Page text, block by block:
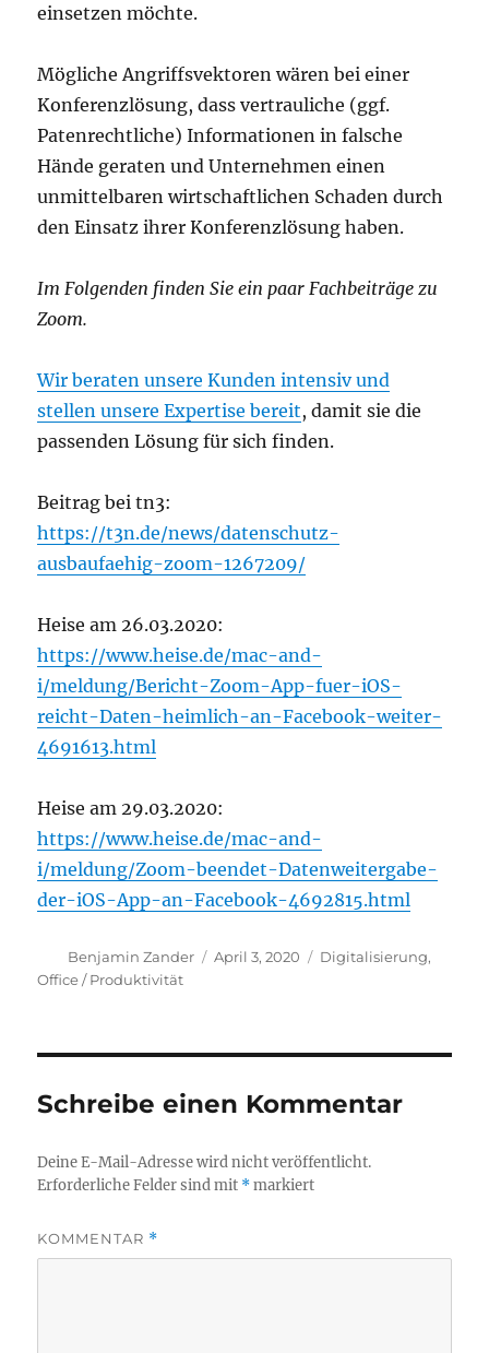
einsetzen möchte.
Mögliche Angriffsvektoren wären bei einer
Konferenzlösung, dass vertrauliche (ggf.
Patenrechtliche) Informationen in falsche
Hände geraten und Unternehmen einen
unmittelbaren wirtschaftlichen Schaden durch
den Einsatz ihrer Konferenzlösung haben.
Im Folgenden finden Sie ein paar Fachbeiträge zu
Zoom.
Wir beraten unsere Kunden intensiv und
stellen unsere Expertise bereit, damit sie die
passenden Lösung für sich finden.
Beitrag bei tn3:
https://t3n.de/news/datenschutz-
ausbaufaehig-zoom-1267209/
Heise am 26.03.2020:
https://www.heise.de/mac-and-
i/meldung/Bericht-Zoom-App-fuer-iOS-
reicht-Daten-heimlich-an-Facebook-weiter-
4691613.html
Heise am 29.03.2020:
https://www.heise.de/mac-and-
i/meldung/Zoom-beendet-Datenweitergabe-
der-iOS-App-an-Facebook-4692815.html
Autor
Benjamin Zander
Veröffentlicht
April 3, 2020 Kategorien
Digitalisierung,
Office / Produktivität
Schreibe einen Kommentar
Deine E-Mail-Adresse wird nicht veröffentlicht.
Erforderliche Felder sind mit *markiert
KOMMENTAR *